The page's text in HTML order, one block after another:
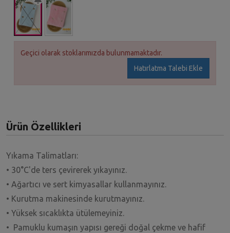
Geçici olarak stoklarımızda bulunmamaktadır.
Hatırlatma Talebi Ekle
Ürün Özellikleri
Yıkama Talimatları:
• 30°C'de ters çevirerek yıkayınız.
• Ağartıcı ve sert kimyasallar kullanmayınız.
• Kurutma makinesinde kurutmayınız.
• Yüksek sıcaklıkta ütülemeyiniz.
• Pamuklu kumaşın yapısı gereği doğal çekme ve hafif